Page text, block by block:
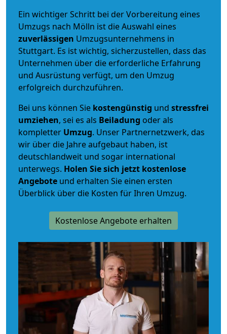
Ein wichtiger Schritt bei der Vorbereitung eines
Umzugs nach Mölln ist die Auswahl eines
zuverlässigen Umzugsunternehmens in
Stuttgart. Es ist wichtig, sicherzustellen, dass das
Unternehmen über die erforderliche Erfahrung
und Ausrüstung verfügt, um den Umzug
erfolgreich durchzuführen.
Bei uns können Sie kostengünstig und stressfrei
umziehen, sei es als Beiladung oder als
kompletter Umzug. Unser Partnernetzwerk, das
wir über die Jahre aufgebaut haben, ist
deutschlandweit und sogar international
unterwegs. Holen Sie sich jetzt kostenlose
Angebote und erhalten Sie einen ersten
Überblick über die Kosten für Ihren Umzug.
Kostenlose Angebote erhalten